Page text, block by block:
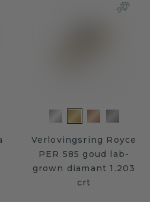
Verlovingsring Royce
PER 585 goud lab-
grown diamant 1.203
crt